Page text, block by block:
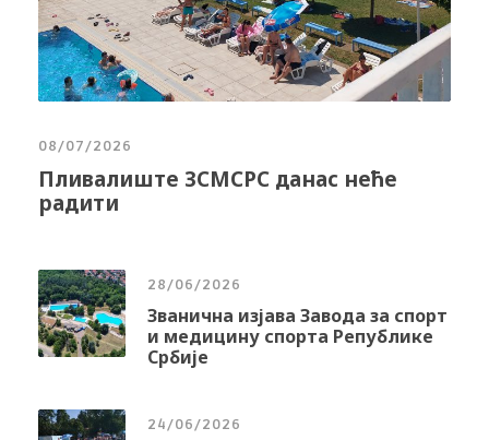
08/07/2026
Пливалиште ЗСМСРС данас неће
радити
28/06/2026
Званична изјава Завода за спорт
и медицину спорта Републике
Србије
24/06/2026